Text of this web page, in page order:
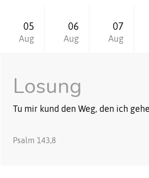
05
Aug
06
Aug
07
Aug
Losung
Tu mir kund den Weg, den ich
Psalm 143,8